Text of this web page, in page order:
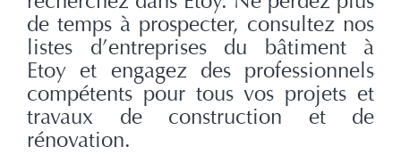
de temps à prospecter, consultez nos
listes d’entreprises du bâtiment à
Etoy et engagez des professionnels
compétents pour tous vos projets et
travaux de construction et de
rénovation.